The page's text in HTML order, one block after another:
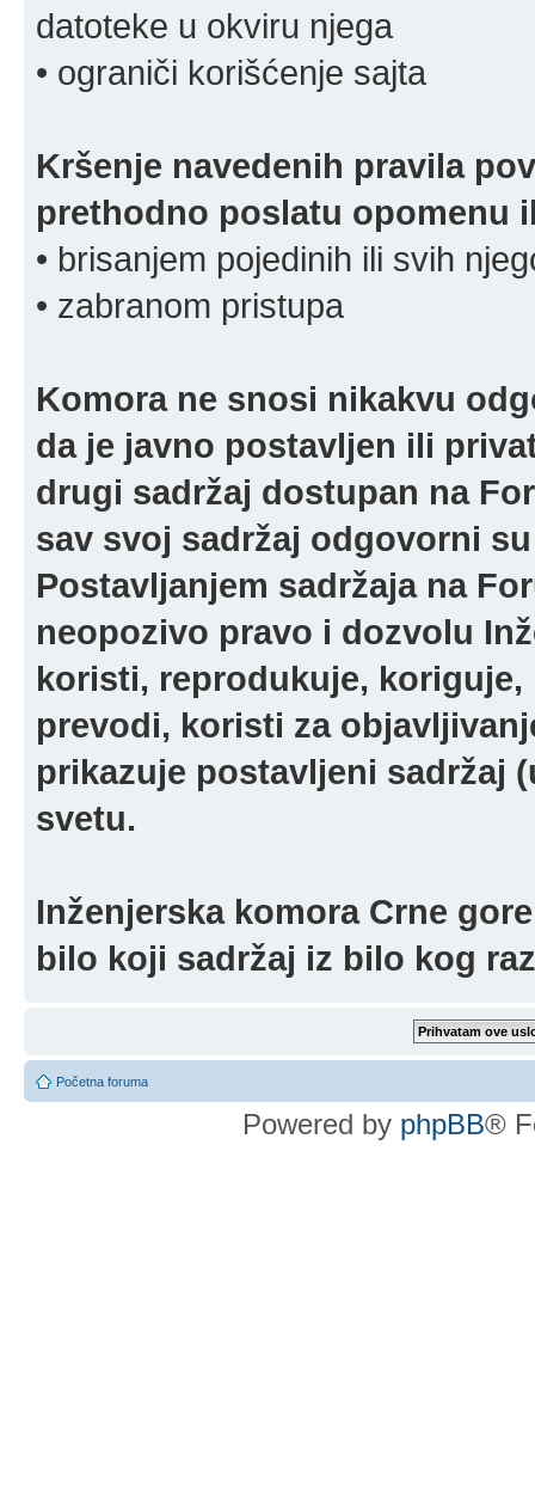
datoteke u okviru njega
• ograniči korišćenje sajta
Kršenje navedenih pravila
prethodno poslatu opomenu
• brisanjem pojedinih ili svih
• zabranom pristupa
Komora ne snosi nikakvu
da je javno postavljen ili
drugi sadržaj dostupan na
sav svoj sadržaj odgovorni
Postavljanjem sadržaja na
neopozivo pravo i dozvolu
koristi, reprodukuje,
prevodi, koristi za
prikazuje postavljeni sadržaj
svetu.
Inženjerska komora Crne
bilo koji sadržaj iz bilo kog
Početna foruma
Powered by phpBB®